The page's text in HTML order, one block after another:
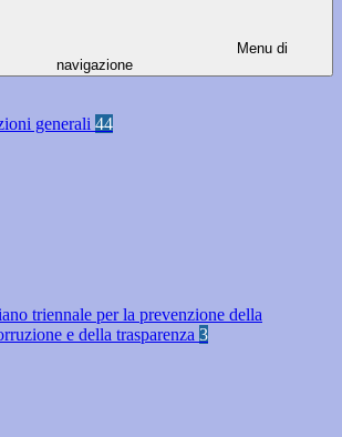
Menu di
navigazione
generali 44
triennale per la prevenzione della
e della trasparenza 3